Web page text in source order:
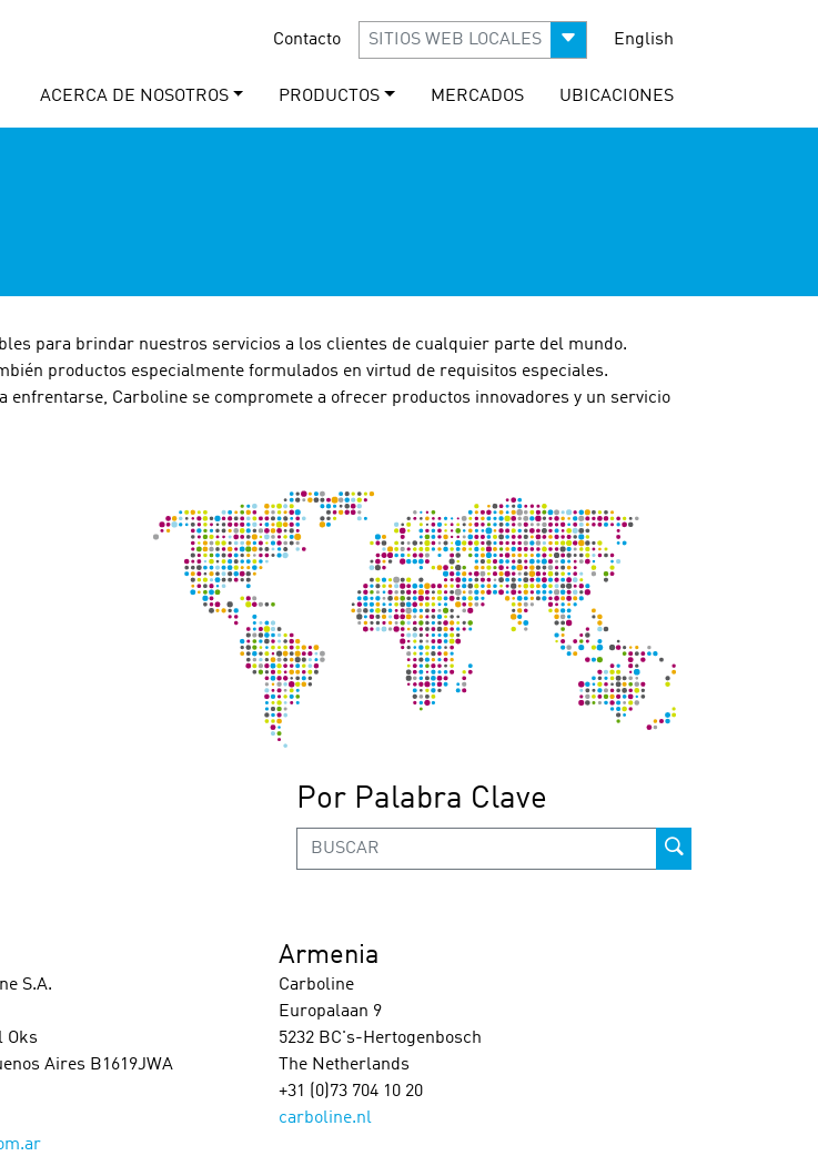
Contacto SITIOS WEB LOCALES English
ACERCA DE NOSOTROS PRODUCTOS MERCADOS UBICACIONES
para brindar nuestros servicios a los clientes de cualquier parte del mundo.
productos especialmente formulados en virtud de requisitos especiales.
enfrentarse, Carboline se compromete a ofrecer productos innovadores y un servicio
Por Palabra Clave
S.A.
Oks
Aires B1619JWA
Armenia
Carboline
Europalaan 9
5232 BC's-Hertogenbosch
The Netherlands
+31 (0)73 704 10 20
carboline.nl